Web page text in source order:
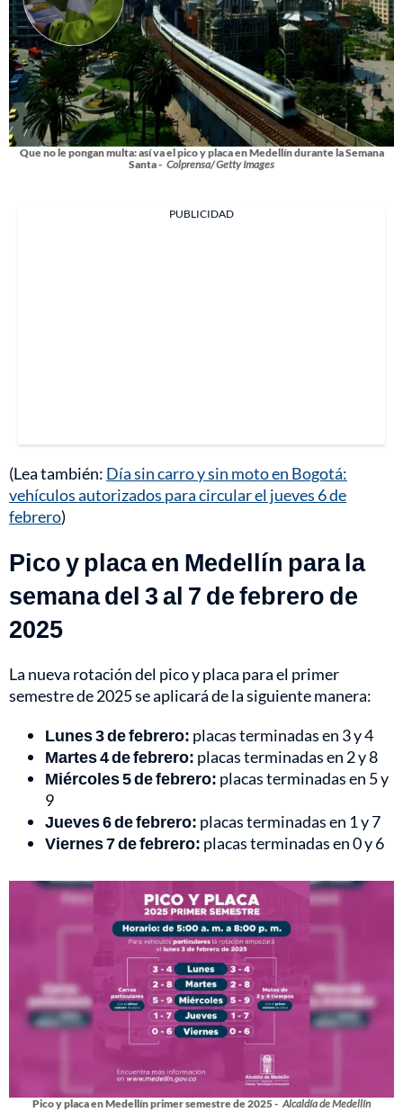
Que no le pongan multa: así va el pico y placa en Medellín durante la Semana
Santa - Colprensa/ Getty Images
PUBLICIDAD
(Lea también: Día sin carro y sin moto en Bogotá:
vehículos autorizados para circular el jueves 6 de
febrero)
Pico y placa en Medellín para la
semana del 3 al 7 de febrero de
2025
La nueva rotación del pico y placa para el primer
semestre de 2025 se aplicará de la siguiente manera:
Lunes 3 de febrero: placas terminadas en 3 y 4
Martes 4 de febrero: placas terminadas en 2 y 8
Miércoles 5 de febrero: placas terminadas en 5 y
9
Jueves 6 de febrero: placas terminadas en 1 y 7
Viernes 7 de febrero: placas terminadas en 0 y 6
Pico y placa en Medellín primer semestre de 2025 - Alcaldía de Medellín